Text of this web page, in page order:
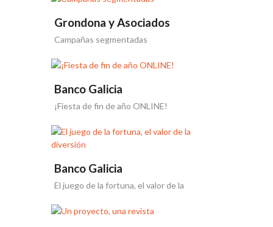
Grondona y Asociados
Campañas segmentadas
Banco Galicia
¡Fiesta de fin de año ONLINE!
Banco Galicia
El juego de la fortuna, el valor de la